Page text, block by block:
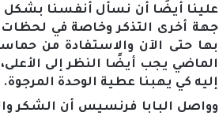
علينا أيضًا أن نسأل أنفسنا بشكل
جهة أخرى التذكر وخاصة في لحظات
بها حتى الآن والاستفادة من
الماضي يجب أيضًا النظر إلى
إليه كي يهبنا عطية الوحدة المرجوة.
وواصل البابا فرنسيس أن الشكر